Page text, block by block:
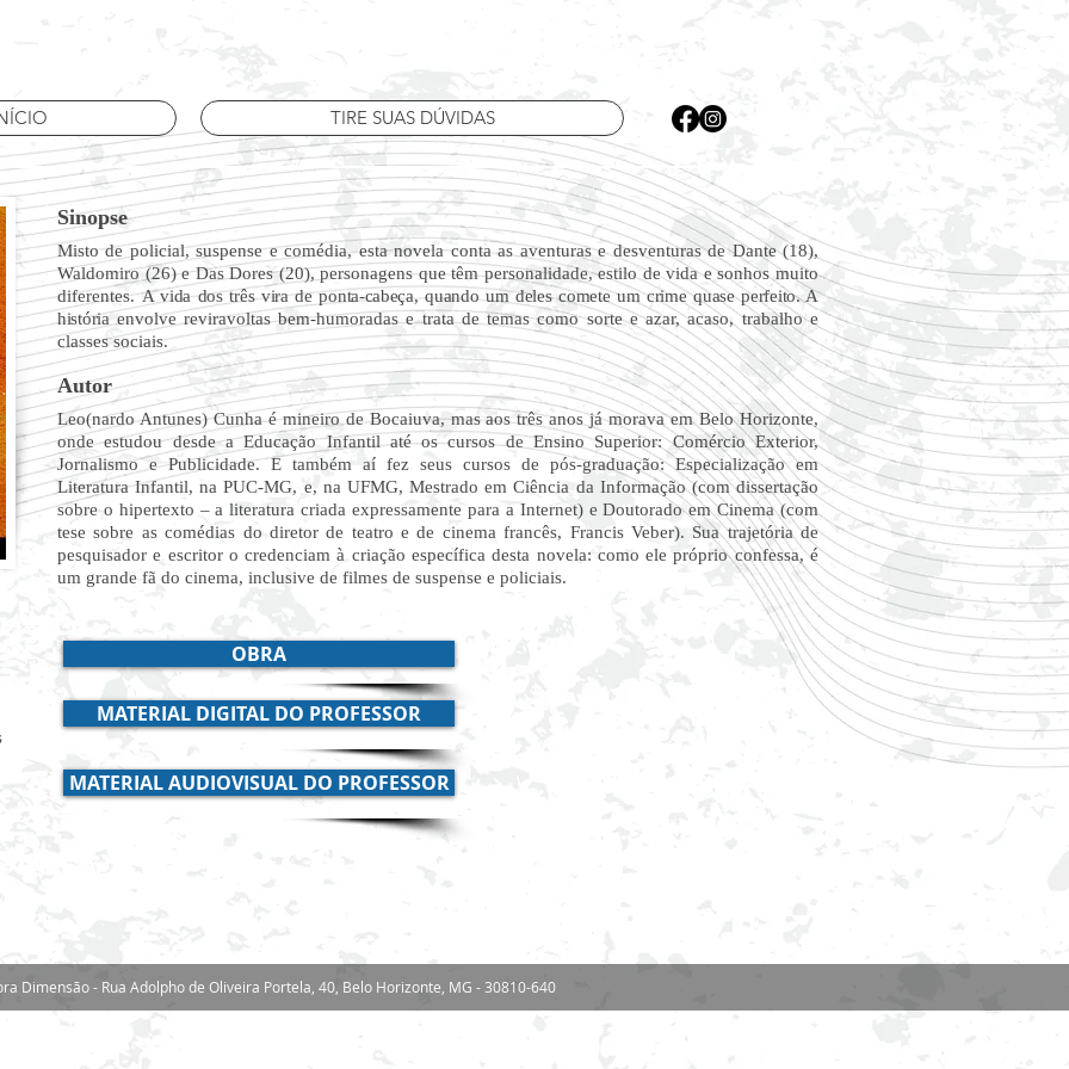
TIRE SUAS DÚVIDAS
Sinopse
Misto de policial, suspense e comédia, esta novela conta as aventuras e desventuras de Dante (18),
Waldomiro (26) e Das Dores (20), personagens que têm personalidade, estilo de vida e sonhos muito
diferentes.A vida dos três vira de ponta-cabeça, quando um deles comete um crime quase perfeito. A
históriaenvolve reviravoltas bem-humoradas e trata de temas como sorte e azar, acaso, trabalho e
classes sociais.
Autor
Leo(nardo Antunes) Cunha é mineiro de Bocaiuva, mas aos três anos já morava em Belo Horizonte,
onde estudou desde a Educação Infantil até os cursos de Ensino Superior: Comércio Exterior,
Jornalismo e Publicidade. E também aí fez seus cursos de pós-graduação: Especialização em
Literatura Infantil, na PUC-MG, e, na UFMG, Mestrado em Ciência da Informação (com dissertação
sobre o hipertexto – a literatura criada expressamente para a Internet) e Doutorado em Cinema (com
tese sobre as comédias do diretor de teatro e de cinema francês, Francis Veber). Sua trajetória de
pesquisador e escritor o credenciam à criação específica desta novela: como ele próprio confessa, é
um grande fã do cinema, inclusive de filmes de suspense e policiais.
OBRA
MATERIAL DIGITAL DO PROFESSOR
MATERIAL AUDIOVISUAL DO PROFESSOR
Dimensão - Rua Adolpho de Oliveira Portela, 40, Belo Horizonte, MG - 30810-640